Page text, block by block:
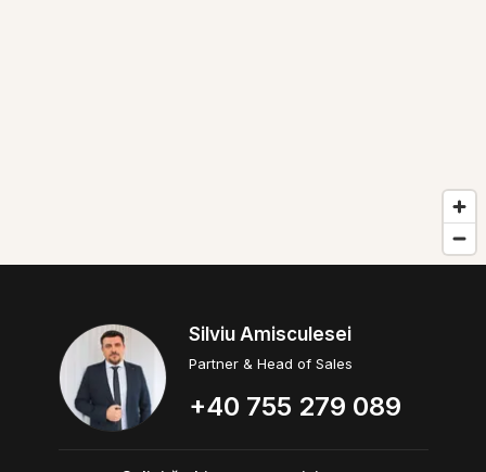
Silviu Amisculesei
Partner & Head of Sales
+40 755 279 089